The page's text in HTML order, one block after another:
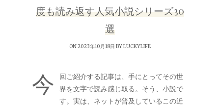
度も読み返す人気小説シリーズ30
選
ON 2023年10月18日 BYLUCKYLIFE
今
回ご紹介する記事は、手にとってその世
界を文字で読み感じ取る。そう、小説で
す。実は、ネットが普及しているこの近